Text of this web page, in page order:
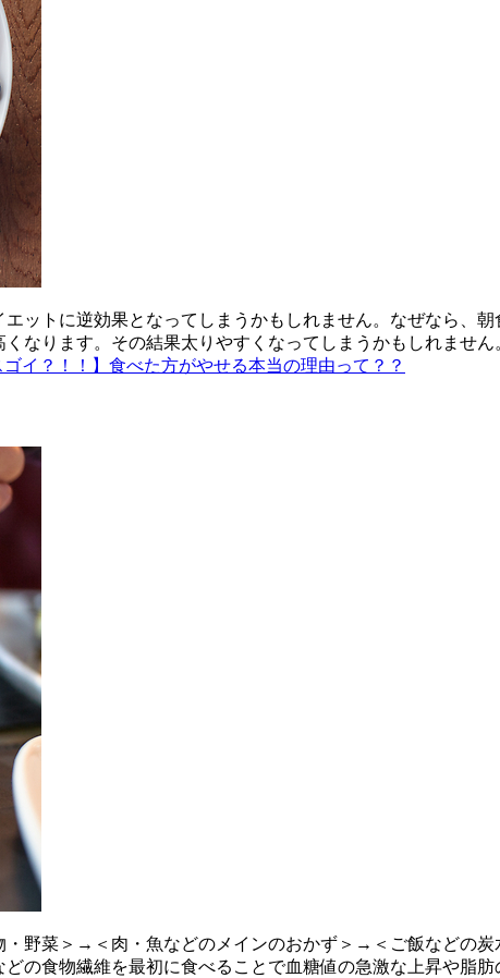
ットに逆効果となってしまうかもしれません。なぜなら、
なります。その結果太りやすくなってしまうかもしれませ
イ？！！】食べた方がやせる本当の理由って？？
野菜＞→＜肉・魚などのメインのおかず＞→＜ご飯などの
の食物繊維を最初に食べることで血糖値の急激な上昇や脂肪